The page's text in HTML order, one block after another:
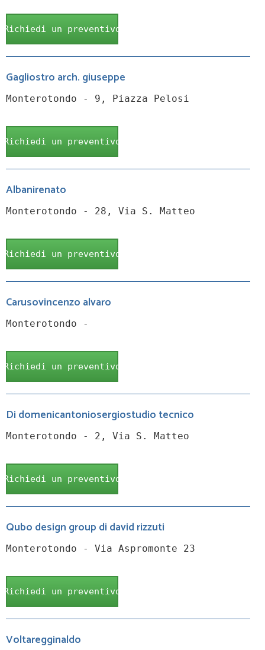
Richiedi un preventivo
Gagliostro arch. giuseppe
Monterotondo - 9, Piazza Pelosi
Richiedi un preventivo
Albanirenato
Monterotondo - 28, Via S. Matteo
Richiedi un preventivo
Carusovincenzo alvaro
Monterotondo -
Richiedi un preventivo
Di domenicantoniosergiostudio tecnico
Monterotondo - 2, Via S. Matteo
Richiedi un preventivo
Qubo design group di david rizzuti
Monterotondo - Via Aspromonte 23
Richiedi un preventivo
Voltaregginaldo